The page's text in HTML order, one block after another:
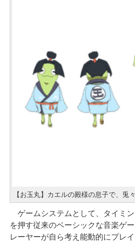
【お玉丸】カエルの殿様の息子で、兎
ゲームシステムとして、タイミ
を押す従来のベーシックな音楽ゲ
レーヤーが自ら考え能動的にプレ